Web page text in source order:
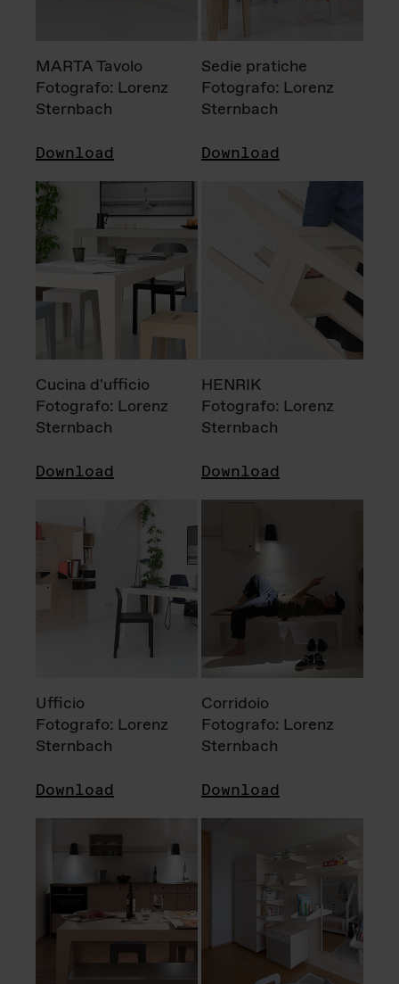
MARTA Tavolo
Fotografo: Lorenz
Sternbach
Download
Sedie pratiche
Fotografo: Lorenz
Sternbach
Download
Cucina d'ufficio
Fotografo: Lorenz
Sternbach
Download
HENRIK
Fotografo: Lorenz
Sternbach
Download
Ufficio
Fotografo: Lorenz
Sternbach
Download
Corridoio
Fotografo: Lorenz
Sternbach
Download